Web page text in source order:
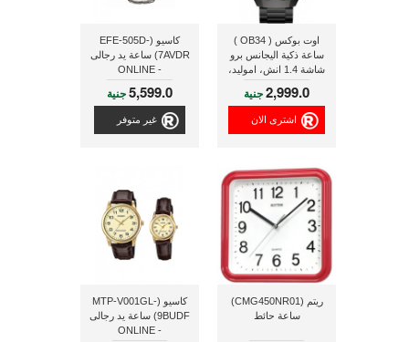
اوت بوكس ( OB34 )
ساعة ذكية اليجانس برو
شاشة 1.4 انش، اموليد،
اسود
2,999.0جنية
اشترى الان
كاسيو (EFE-505D-
7AVDR) ساعة يد رجالى
- ONLINE
5,599.0جنية
غير متوفر
ريتم (CMG450NR01)
ساعة حائط
كاسيو (MTP-V001GL-
9BUDF) ساعة يد رجالى
- ONLINE